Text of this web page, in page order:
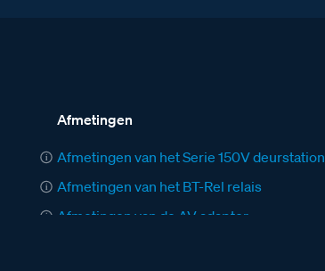
Afmetingen
Afmetingen van het Serie 150V deurstation
Afmetingen van het BT-Rel relais
Afmetingen van de AV adaptor